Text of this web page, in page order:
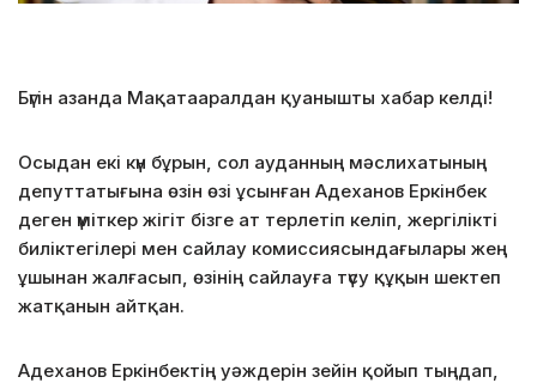
Бүгін азанда Мақатааралдан қуанышты хабар келді!
Осыдан екі күн бұрын, сол ауданның мәслихатының
депуттатығына өзін өзі ұсынған Адеханов Еркінбек
деген үміткер жігіт бізге ат терлетіп келіп, жергілікті
биліктегілері мен сайлау комиссиясындағылары жең
ұшынан жалғасып, өзінің сайлауға түсу құқын шектеп
жатқанын айтқан.
Адеханов Еркінбектің уәждерін зейін қойып тыңдап,